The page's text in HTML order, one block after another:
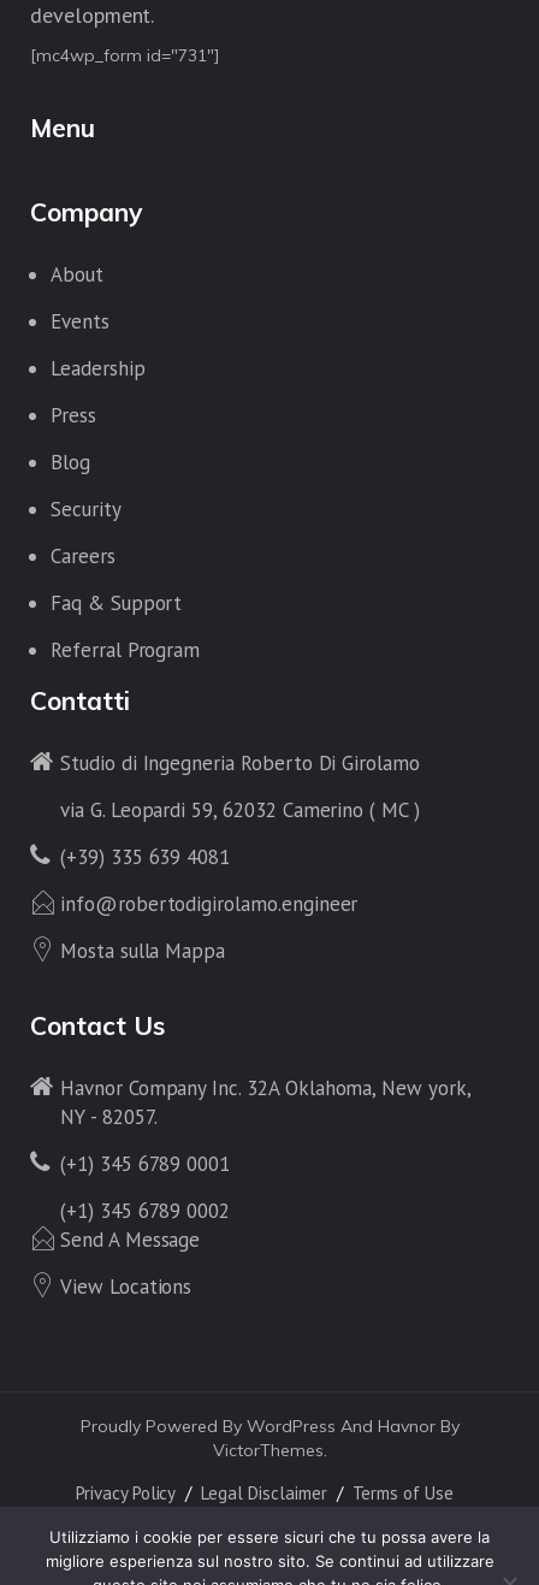
development.
[mc4wp_form id="731"]
Menu
Company
About
Events
Leadership
Press
Blog
Security
Careers
Faq & Support
Referral Program
Contatti
Studio di Ingegneria Roberto Di Girolamo
via G. Leopardi 59, 62032 Camerino ( MC )
(+39) 335 639 4081
info@robertodigirolamo.engineer
Mosta sulla Mappa
Contact Us
Havnor Company Inc. 32A Oklahoma, New york,
NY - 82057.
(+1) 345 6789 0001
(+1) 345 6789 0002
Send A Message
View Locations
Proudly Powered By WordPress And Havnor By
VictorThemes.
Privacy Policy Legal Disclaimer Terms of Use
Utilizziamo i cookie per essere sicuri che tu possa avere la
migliore esperienza sul nostro sito. Se continui ad utilizzare